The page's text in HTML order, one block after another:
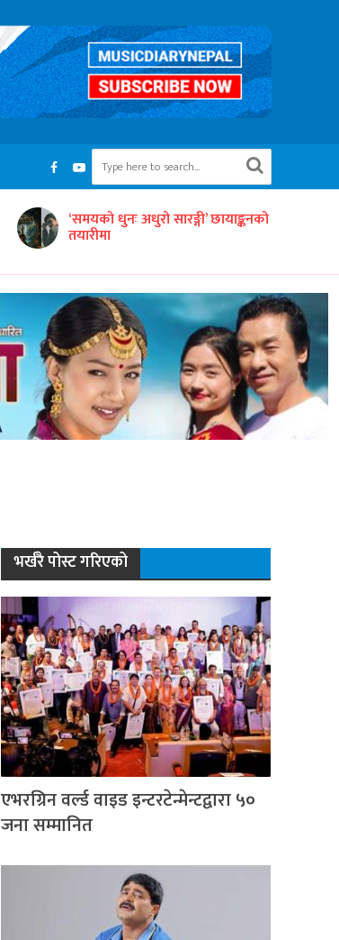
‘समयको धुनः अधुरो सारङ्गी’ छायाङ्कनको
तयारीमा
भर्खरै पोस्ट गरिएको
एभरग्रिन वर्ल्ड वाइड इन्टरटेन्मेन्टद्वारा ५०
जना सम्मानित